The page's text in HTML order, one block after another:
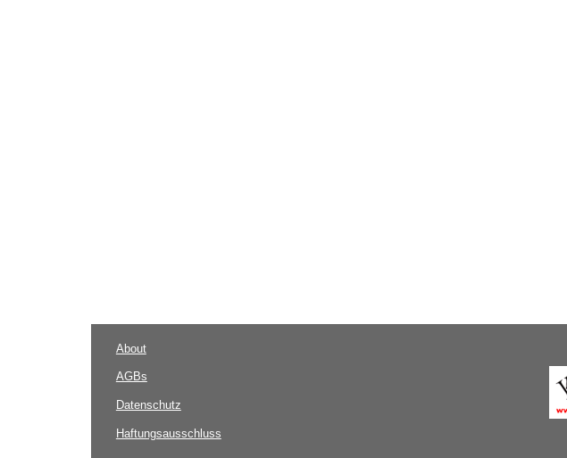
About
AGBs
Datenschutz
Haftungsausschluss